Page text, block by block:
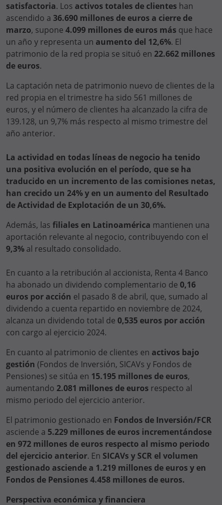
satisfactoria. Los activos totales de clientes han
ascendido a 36.690 millones de euros a cierre de
marzo, supone 4.099 millones de euros más que hace
un año y representa un aumento del 12,6%. El
patrimonio de la red propia se situó en 22.662 millones
de euros.
La captación neta de patrimonio nuevo de clientes de la
red propia en el trimestre ha sido 561 millones de
euros, y el número de clientes ha alcanzado la cifra de
139.128, un 9,7% más respecto al mismo trimestre del
año anterior.
La actividad en todas líneas de negocio ha tenido
una positiva evolución en el período, que se ha
traducido en un incremento de las comisiones netas,
han crecido un 24% y en un aumento del Resultado
de Actividad de Explotación de un 30,6%.
Además, las filiales en Latinoamérica mantienen una
aportación relevante al negocio, contribuyendo con el
9,3% al resultado consolidado.
En cuanto a la retribución al accionista, Renta 4 Banco
ha abonado un dividendo complementario de 0,16
euros por acción el pasado 8 de abril, que, sumado al
dividendo a cuenta repartido en noviembre de 2024,
alcanza un dividendo total de 0,535 euros por acción
con cargo al ejercicio 2024.
En cuanto al patrimonio de clientes en activos bajo
gestión (Fondos de Inversión, SICAVs y Fondos de
Pensiones) se sitúa en 15.195 millones de euros,
aumentando 2.081 millones de euros respecto al
mismo periodo del ejercicio anterior.
El patrimonio gestionado en Fondos de Inversión/FCR
asciende a 5.229 millones de euros incrementándose
en 972 millones de euros respecto al mismo periodo
del ejercicio anterior. En SICAVs y SCR el volumen
gestionado asciende a 1.219 millones de euros y en
Fondos de Pensiones 4.458 millones de euros.
Perspectiva económica y financiera